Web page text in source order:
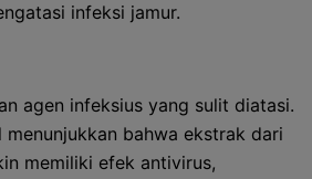
infeksi jamur.
agen infeksius yang sulit diatasi.
menunjukkan bahwa ekstrak dari
memiliki efek antivirus,